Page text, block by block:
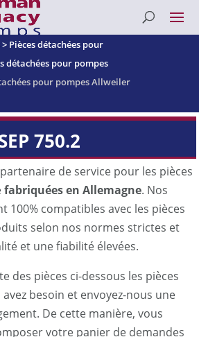
> Pièces détachées pour
détachées pour pompes
pour pompes Allweiler
750.2
de service pour les pièces
fabriquées en Allemagne. Nos
100% compatibles avec les pièces
selon nos normes strictes et
et une fiabilité élevées.
des pièces ci-dessous les pièces
besoin et envoyez-nous une
De cette manière, vous
votre panier de demandes